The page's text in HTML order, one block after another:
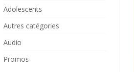
Adolescents
Autres catégories
Audio
Promos